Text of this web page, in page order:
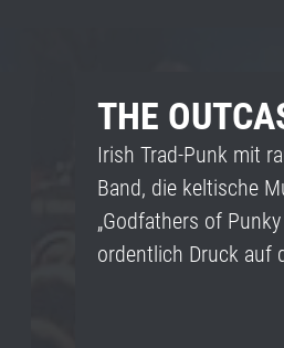
THE
Irish Trad-Punk mit
Band, die keltische
„Godfathers of
ordentlich Druck auf